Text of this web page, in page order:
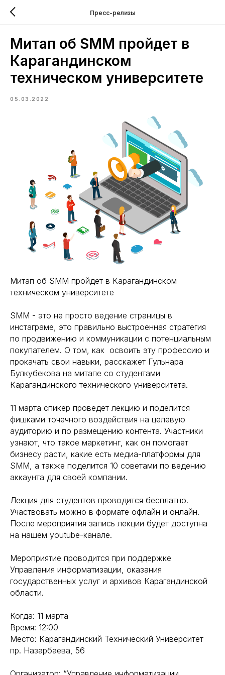
Пресс-релизы
Митап об SMM пройдет в
Карагандинском
техническом университете
05.03.2022
Митап об SMM пройдет в Карагандинском
техническом университете
SMM - это не просто ведение страницы в
инстаграме, это правильно выстроенная стратегия
по продвижению и коммуникации с потенциальным
покупателем. О том, как освоить эту профессию и
прокачать свои навыки, расскажет Гульнара
Булкубекова на митапе со студентами
Карагандинского технического университета.
11 марта спикер проведет лекцию и поделится
фишками точечного воздействия на целевую
аудиторию и по размещению контента. Участники
узнают, что такое маркетинг, как он помогает
бизнесу расти, какие есть медиа-платформы для
SMM, а также поделится 10 советами по ведению
аккаунта для своей компании.
Лекция для студентов проводится бесплатно.
Участвовать можно в формате офлайн и онлайн.
После мероприятия запись лекции будет доступна
на нашем youtube-канале.
Мероприятие проводится при поддержке
Управления информатизации, оказания
государственных услуг и архивов Карагандинской
области.
Когда: 11 марта
Время: 12:00
Место: Карагандинский Технический Университет
пр. Назарбаева, 56